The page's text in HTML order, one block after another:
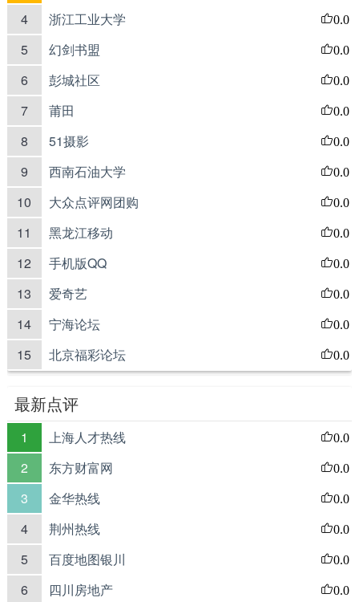
4 浙江工业大学 0.0
5 幻剑书盟 0.0
6 彭城社区 0.0
7 莆田 0.0
8 51摄影 0.0
9 西南石油大学 0.0
10 大众点评网团购 0.0
11 黑龙江移动 0.0
12 手机版QQ 0.0
13 爱奇艺 0.0
14 宁海论坛 0.0
15 北京福彩论坛 0.0
最新点评
1 上海人才热线 0.0
2 东方财富网 0.0
3 金华热线 0.0
4 荆州热线 0.0
5 百度地图银川 0.0
6 四川房地产 0.0